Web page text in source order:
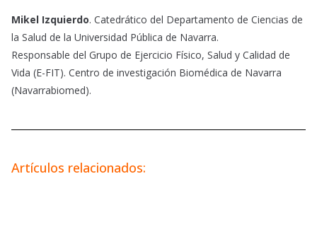
Mikel Izquierdo. Catedrático del Departamento de Ciencias de
la Salud de la Universidad Pública de Navarra.
Responsable del Grupo de Ejercicio Físico, Salud y Calidad de
Vida (E-FIT). Centro de investigación Biomédica de Navarra
(Navarrabiomed).
Artículos relacionados: